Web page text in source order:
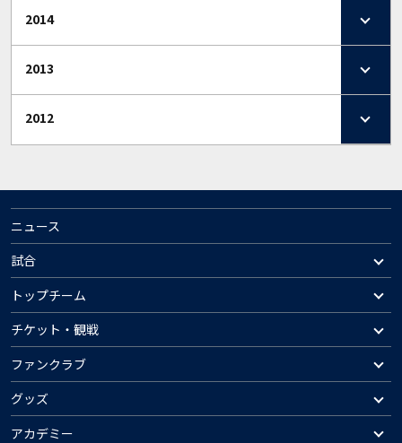
2014
2013
2012
ニュース
試合
トップチーム
チケット・観戦
ファンクラブ
グッズ
アカデミー